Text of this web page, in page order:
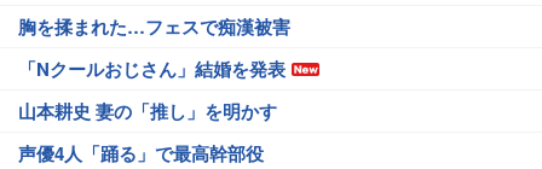
胸を揉まれた…フェスで痴漢被害
「Nクールおじさん」結婚を発表
山本耕史 妻の「推し」を明かす
声優4人「踊る」で最高幹部役